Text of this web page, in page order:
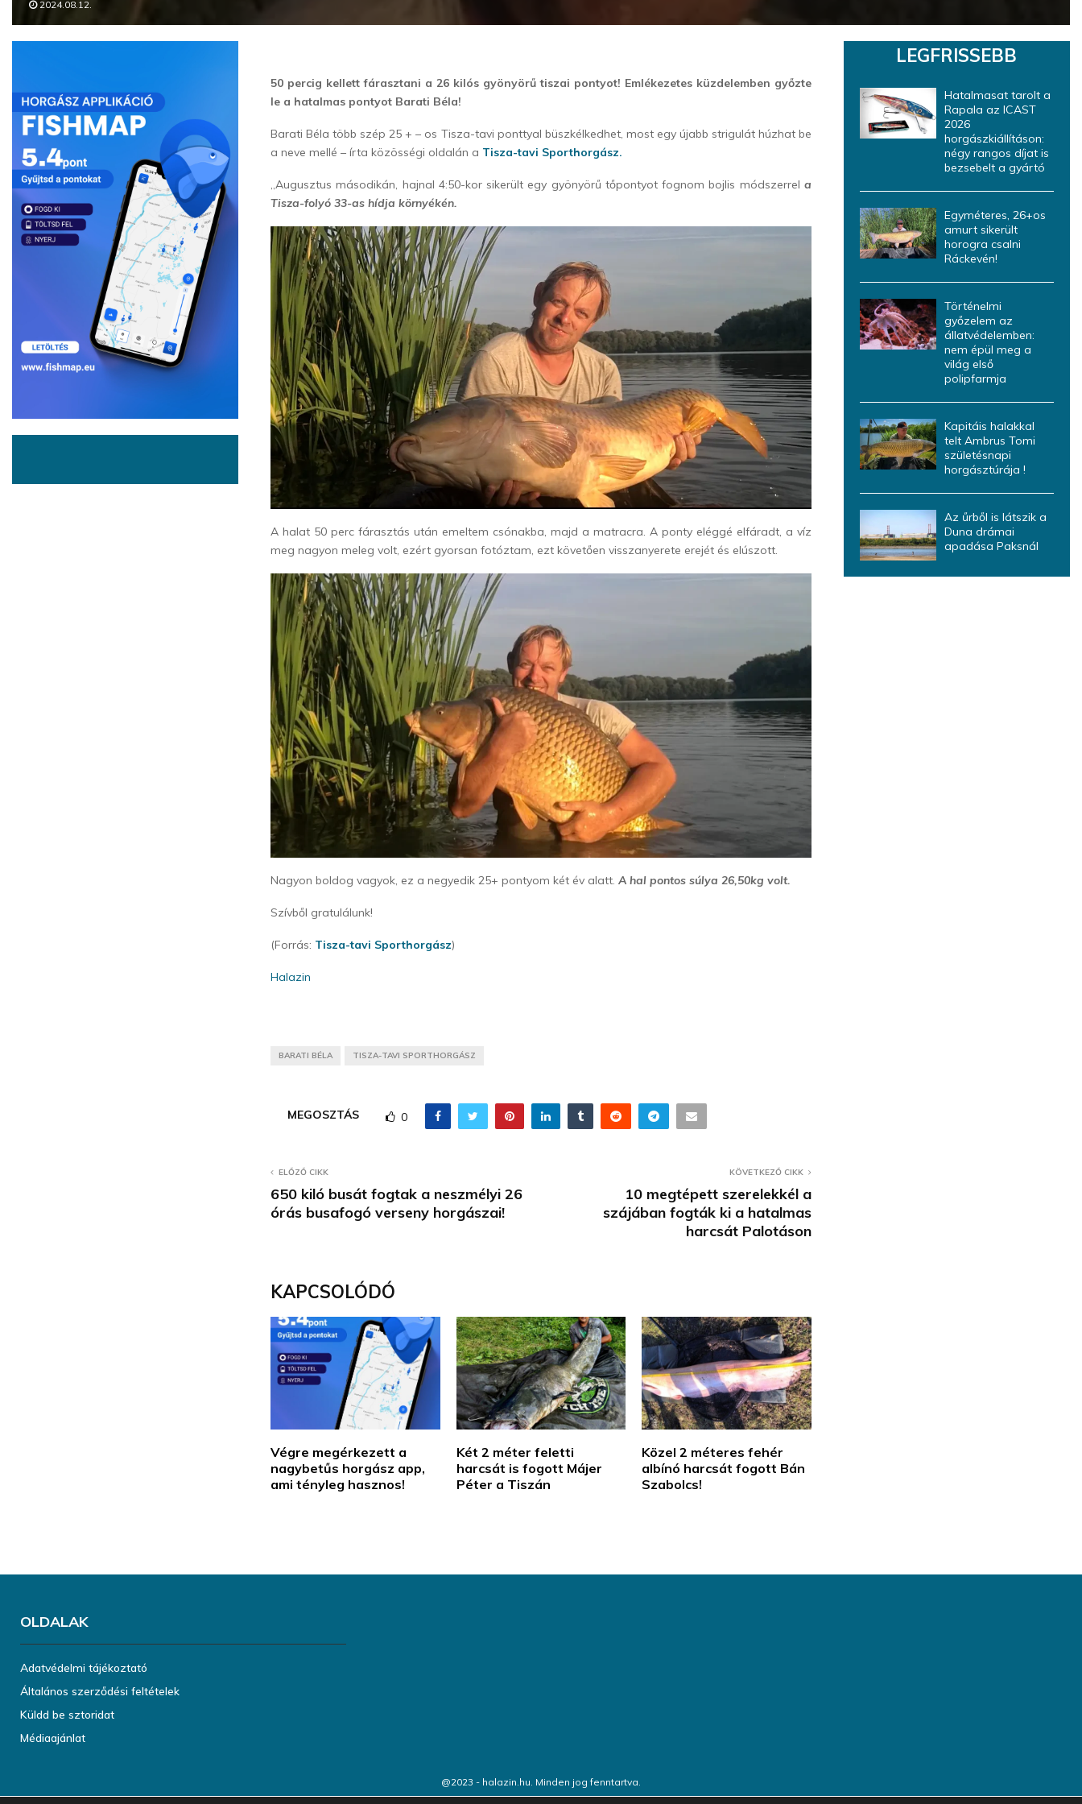
2024.08.12.
50 percig kellett fárasztani a 26 kilós gyönyörű tiszai pontyot! Emlékezetes küzdelemben győzte
le a hatalmas pontyot Barati Béla!
Barati Béla több szép 25 + – os Tisza-tavi ponttyal büszkélkedhet, most egy újabb strigulát húzhat be
a neve mellé – írta közösségi oldalán a Tisza-tavi Sporthorgász.
„Augusztus másodikán, hajnal 4:50-kor sikerült egy gyönyörű tőpontyot fognom bojlis módszerrel a
Tisza-folyó 33-as hídja környékén.
A halat 50 perc fárasztás után emeltem csónakba, majd a matracra. A ponty eléggé elfáradt, a víz
meg nagyon meleg volt, ezért gyorsan fotóztam, ezt követően visszanyerete erejét és elúszott.
Nagyon boldog vagyok, ez a negyedik 25+ pontyom két év alatt.A hal pontos súlya 26,50kg volt.
Szívből gratulálunk!
(Forrás: Tisza-tavi Sporthorgász)
Halazin
BARATI BÉLA TISZA-TAVI SPORTHORGÁSZ
MEGOSZTÁS 0
ELŐZŐ CIKK
650 kiló busát fogtak a neszmélyi 26
órás busafogó verseny horgászai!
KÖVETKEZŐ CIKK
10 megtépett szerelekkél a
szájában fogták ki a hatalmas
harcsát Palotáson
KAPCSOLÓDÓ
Végre megérkezett a
nagybetűs horgász app,
ami tényleg hasznos!
Két 2 méter feletti
harcsát is fogott Májer
Péter a Tiszán
Közel 2 méteres fehér
albínó harcsát fogott Bán
Szabolcs!
LEGFRISSEBB
Hatalmasat tarolt a
Rapala az ICAST
2026
horgászkiállításon:
négy rangos díjat is
bezsebelt a gyártó
Egyméteres, 26+os
amurt sikerült
horogra csalni
Ráckevén!
Történelmi
győzelem az
állatvédelemben:
nem épül meg a
világ első
polipfarmja
Kapitáis halakkal
telt Ambrus Tomi
születésnapi
horgásztúrája !
Az űrből is látszik a
Duna drámai
apadása Paksnál
OLDALAK
Adatvédelmi tájékoztató
Általános szerződési feltételek
Küldd be sztoridat
Médiaajánlat
@2023 - halazin.hu. Minden jog fenntartva.